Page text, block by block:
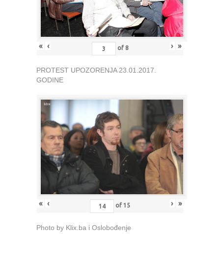
« ‹ of 8 › »
PROTEST UPOZORENJA 23.01.2017.
GODINE
« ‹ of 15 › »
Photo by Klix.ba i Oslobođenje